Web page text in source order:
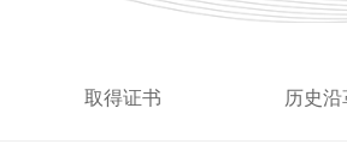
取得证书 历史沿